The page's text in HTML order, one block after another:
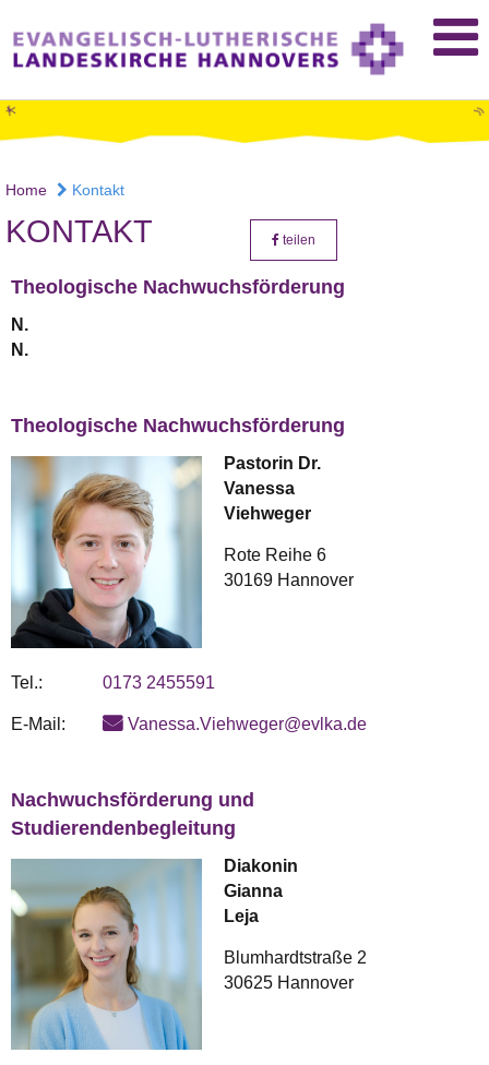
Home Kontakt
KONTAKT teilen
Theologische Nachwuchsförderung
N.
N.
Theologische Nachwuchsförderung
Pastorin Dr.
Vanessa
Viehweger
Rote Reihe 6
30169 Hannover
Tel.: 0173 2455591
E-Mail: Vanessa.Viehweger@evlka.de
Nachwuchsförderung und
Studierendenbegleitung
Diakonin
Gianna
Leja
Blumhardtstraße 2
30625 Hannover